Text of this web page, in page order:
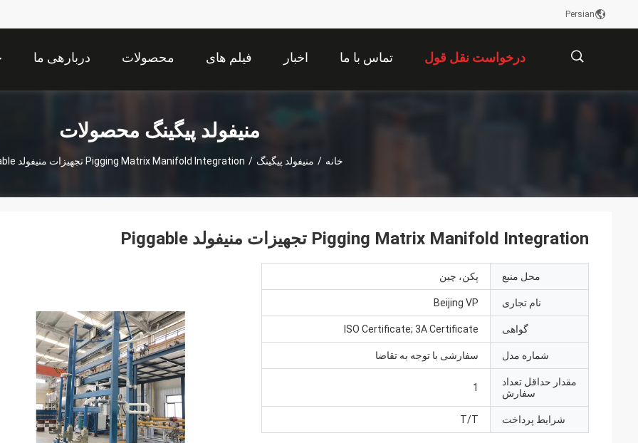
Persian
دربارهی ما محصولات فیلم های اخبار تماس با ما درخواست نقل قول
منیفولد پیگینگ محصولات
خانه / منیفولد پیگینگ / Pigging Matrix Manifold Integration تجهیزات منیفولد Piggable
Pigging Matrix Manifold Integration تجهیزات منیفولد Piggable
محل منبع پکن، چین
نام تجاری Beijing VP
گواهی ISO Certificate; 3A Certificate
شماره مدل سفارشی با توجه به تقاضا
مقدار حداقل تعداد
سفارش
1
شرایط پرداخت T/T